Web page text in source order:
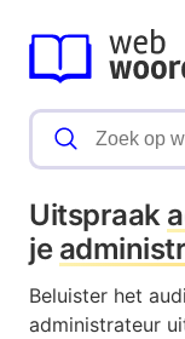
Uitspraak
je
Beluister het
administrateur